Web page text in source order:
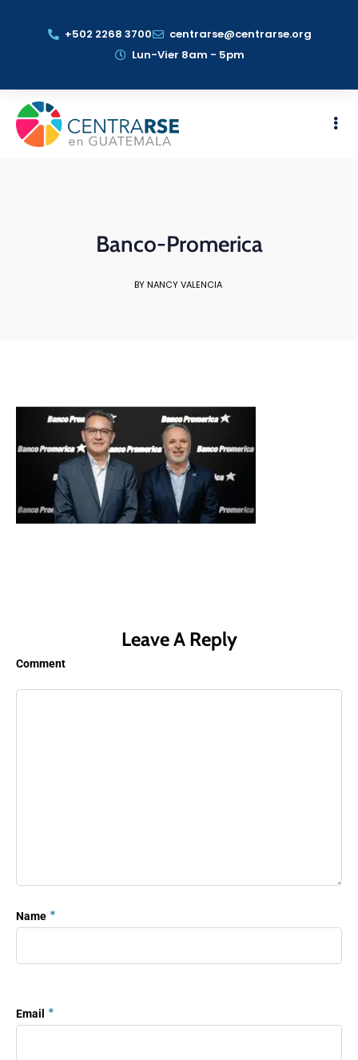
+502 2268 3700
centrarse@centrarse.org
Lun-Vier 8am - 5pm
Banco-Promerica
BY NANCY VALENCIA
Leave A Reply
Comment
Name *
Email *